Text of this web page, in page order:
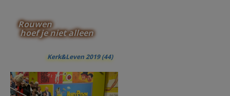
Rouwen
hoef je niet alleen
Kerk&Leven 2019 (44)